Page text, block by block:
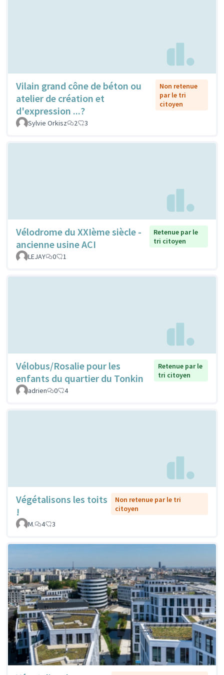
Vilain grand cône de béton ou
atelier de création et
d'expression ...?
Non retenue
par le tri
citoyen
Sylvie Orkisz 2 3
Vélodrome du XXIème siècle -
ancienne usine ACI
Retenue par le
tri citoyen
LEJAY
0 1
Vélobus/Rosalie pour les
enfants du quartier du Tonkin
Retenue par le
tri citoyen
adrien
0 4
Végétalisons les toits
!
Non retenue par le tri
citoyen
M.
4 3